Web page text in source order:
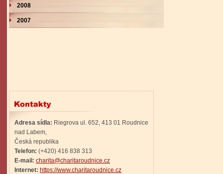
2008
2007
Adresa sídla: Riegrova ul. 652, 413 01 Roudnice
nad Labem,
Česká republika
Telefon: (+420) 416 838 313
E-mail: charita@charitaroudnice.cz
Internet: https://www.charitaroudnice.cz